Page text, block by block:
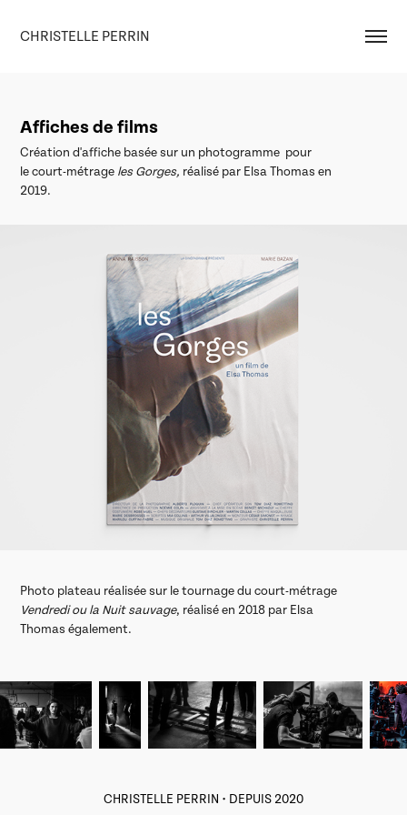
CHRISTELLE PERRIN
Affiches de films
Création d'affiche basée sur un photogramme pour
le court-métrage les Gorges, réalisé par Elsa Thomas en
2019.
Photo plateau réalisée sur le tournage du court-métrage
Vendredi ou la Nuit sauvage, réalisé en 2018 par Elsa
Thomas également.
CHRISTELLE PERRIN • DEPUIS 2020